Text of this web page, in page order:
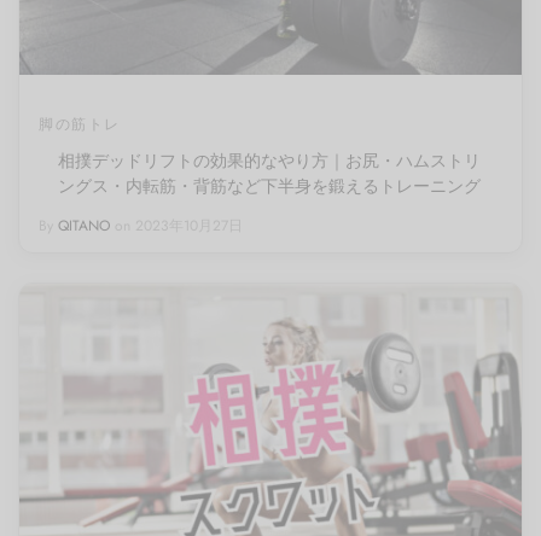
脚の筋トレ
相撲デッドリフトの効果的なやり方｜お尻・ハムストリ
ングス・内転筋・背筋など下半身を鍛えるトレーニング
QITANO